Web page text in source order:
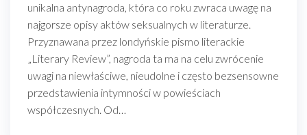
unikalna antynagroda, która co roku zwraca uwagę na
najgorsze opisy aktów seksualnych w literaturze.
Przyznawana przez londyńskie pismo literackie
„Literary Review”, nagroda ta ma na celu zwrócenie
uwagi na niewłaściwe, nieudolne i często bezsensowne
przedstawienia intymności w powieściach
współczesnych. Od…